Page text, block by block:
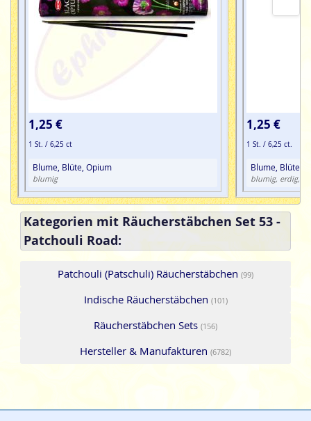
1,25 €
1 St. / 6,25 ct
Blume, Blüte, Opium
blumig
1,25 €
1 St. / 6,25 ct.
Blume, Blüte,
blumig, erdig,
Kategorien mit Räucherstäbchen Set 53 -
Patchouli Road:
Patchouli (Patschuli) Räucherstäbchen (99)
Indische Räucherstäbchen (101)
Räucherstäbchen Sets (156)
Hersteller & Manufakturen (6782)